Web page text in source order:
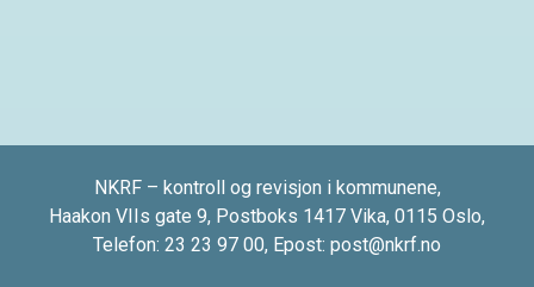
NKRF – kontroll og revisjon i kommunene,
Haakon VIIs gate 9, Postboks 1417 Vika, 0115 Oslo,
Telefon: 23 23 97 00, Epost: post@nkrf.no